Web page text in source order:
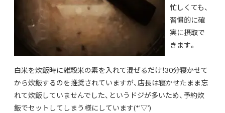
忙しくても、
習慣的に確
実に摂取で
きます。
白米を炊飯時に雑穀米の素を入れて混ぜるだけ！30分寝かせて
から炊飯するのを推奨されていますが、店長は寝かせたまま忘
れて炊飯していませんでした、というドジが多いため、予約炊
飯でセットしてしまう様にしています(*’▽’)